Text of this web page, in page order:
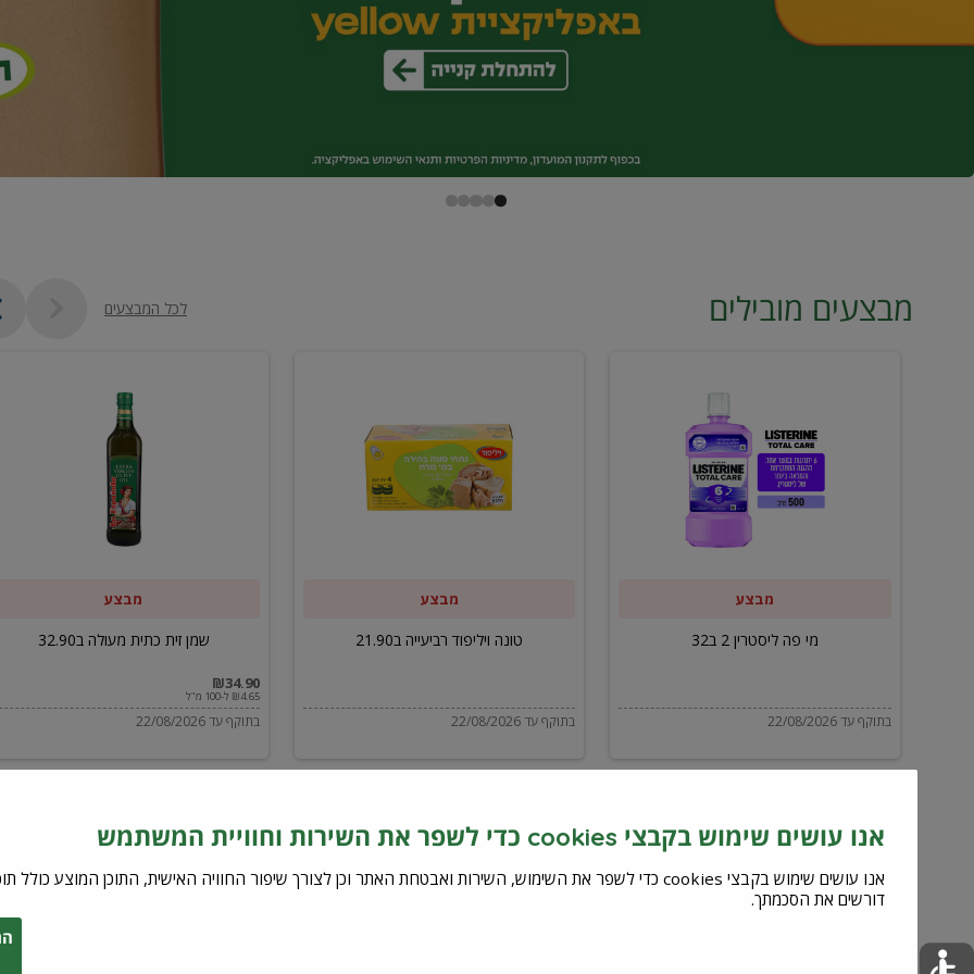
מבצעים מובילים לכל המבצעים
ליסטרין
מבצע
מי פה ליסטרין 2 ב32
בתוקף עד 22/08/2026
ויליפוד
רביעייה
מבצע
טונה ויליפוד רביעייה ב21.90
בתוקף עד 22/08/2026
מבצע
שמן זית כתית מעולה ב32.90
₪34.90
₪4.65 ל-100 מ"ל
בתוקף עד 22/08/2026
אנו עושים שימוש בקבצי cookies כדי לשפר את השירות וחוויית המשתמש
דורשים את הסכמתך.